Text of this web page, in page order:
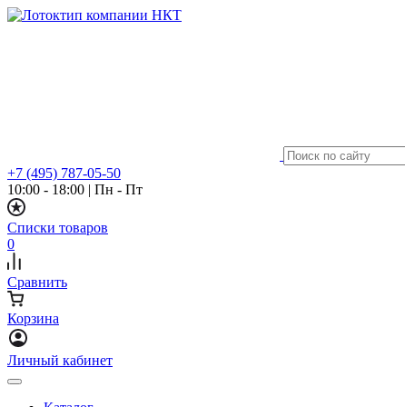
+7 (495) 787-05-50
10:00 - 18:00 | Пн - Пт
Списки товаров
0
Сравнить
Корзина
Личный кабинет